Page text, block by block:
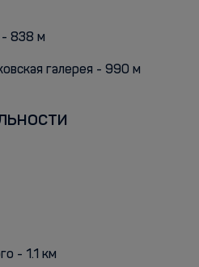
- 838 м
галерея - 990 м
- 1.1 км